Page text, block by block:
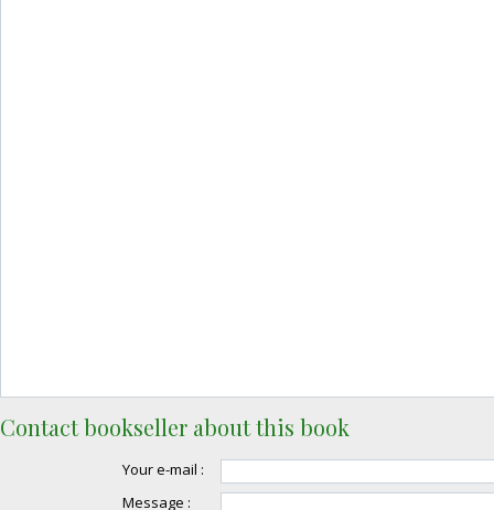
Contact bookseller about this book
Your e-mail :
Message :